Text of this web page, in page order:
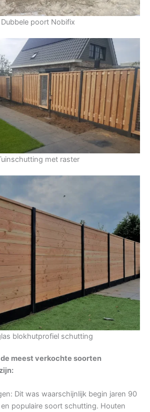
Dubbele poort Nobifix
met raster
blokhutprofiel schutting
meest verkochte soorten
Dit was waarschijnlijk begin jaren 90
populaire soort schutting. Houten